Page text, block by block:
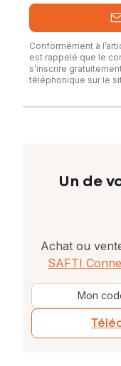
Conformément à
est rappelé que le
s’inscrire
téléphonique sur le
Un de
Achat ou
SAFTI
Mon